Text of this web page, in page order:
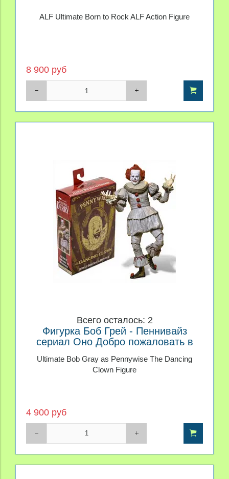
ALF Ultimate Born to Rock ALF Action Figure
8 900 руб
Всего осталось: 2
Фигурка Боб Грей - Пеннивайз
сериал Оно Добро пожаловать в
Ultimate Bob Gray as Pennywise The Dancing
Clown Figure
4 900 руб